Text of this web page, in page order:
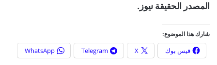
المصدر الحقيقة نيوز.
شارك هذا الموضوع:
فيس بوك X
Telegram
WhatsApp